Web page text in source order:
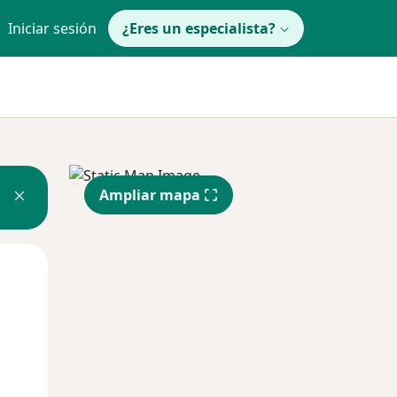
Iniciar sesión ¿Eres un especialista?
Ampliar mapa